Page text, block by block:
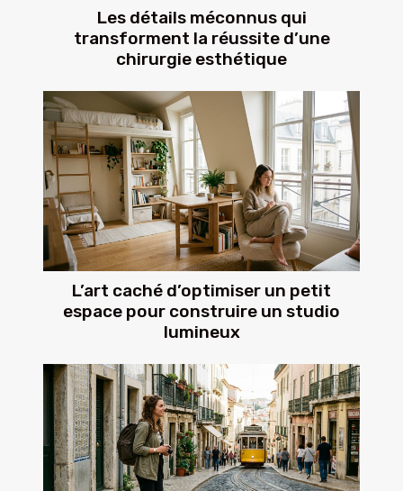
Les détails méconnus qui
transforment la réussite d’une
chirurgie esthétique
L’art caché d’optimiser un petit
espace pour construire un studio
lumineux